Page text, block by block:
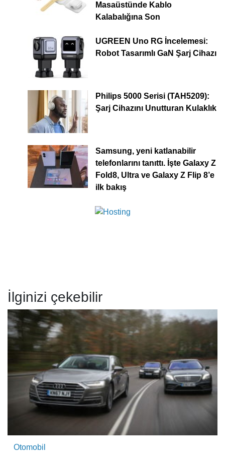
Masaüstünde Kablo
Kalabalığına Son
UGREEN Uno RG İncelemesi:
Robot Tasarımlı GaN Şarj Cihazı
Philips 5000 Serisi (TAH5209):
Şarj Cihazını Unutturan Kulaklık
Samsung, yeni katlanabilir
telefonlarını tanıttı. İşte Galaxy Z
Fold8, Ultra ve Galaxy Z Flip 8’e
ilk bakış
İlginizi çekebilir
Otomobil